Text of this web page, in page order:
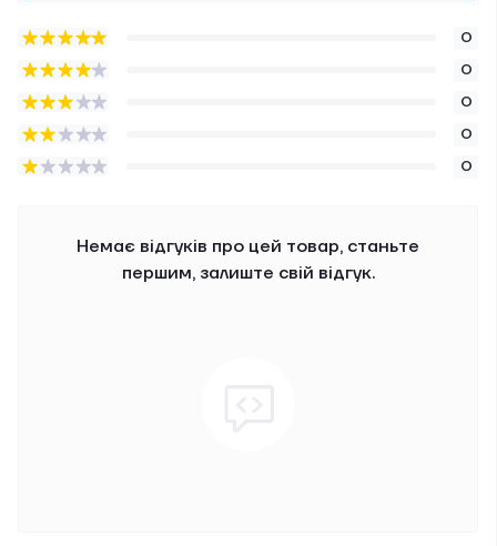
0
0
0
0
0
Немає відгуків про цей товар, станьте
першим, залиште свій відгук.